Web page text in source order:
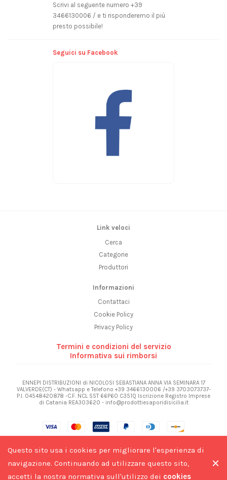
Scrivi al seguente numero +39
3466130006 / e ti risponderemo il più
presto possibile!
Seguici su Facebook
Link veloci
Cerca
Categorie
Produttori
Informazioni
Contattaci
Cookie Policy
Privacy Policy
Termini e condizioni del servizio
Informativa sui rimborsi
ENNEPI DISTRIBUZIONI di NICOLOSI SEBASTIANA ANNA VIA SEMINARA 17
VALVERDE(CT) - Whatsapp e Telefono +39 3466130006 /+39 3703073737-
P.I. 04548420878 -C.F. NCL SST 66P60 C351Q Iscrizione Registro Imprese
di Catania REA303620 - info@prodottiesaporidisicilia.it
Questo sito usa i cookies per migliorare l'esperienza di
navigazione. Continuando ad utilizzare questo sito,
accetti la nostra normativa sull'utilizzo dei cookies